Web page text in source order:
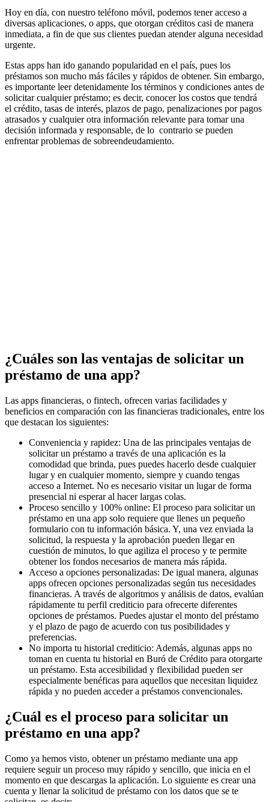
Hoy en día, con nuestro teléfono móvil, podemos tener acceso a
diversas aplicaciones, o apps, que otorgan créditos casi de manera
inmediata, a fin de que sus clientes puedan atender alguna necesidad
urgente.
Estas apps han ido ganando popularidad en el país, pues los
préstamos son mucho más fáciles y rápidos de obtener. Sin embargo,
es importante leer detenidamente los términos y condiciones antes de
solicitar cualquier préstamo; es decir, conocer los costos que tendrá
el crédito, tasas de interés, plazos de pago, penalizaciones por pagos
atrasados y cualquier otra información relevante para tomar una
decisión informada y responsable, de lo contrario se pueden
enfrentar problemas de sobreendeudamiento.
¿Cuáles son las ventajas de solicitar un
préstamo de una app?
Las apps financieras, o fintech, ofrecen varias facilidades y
beneficios en comparación con las financieras tradicionales, entre los
que destacan los siguientes:
Conveniencia y rapidez: Una de las principales ventajas de
solicitar un préstamo a través de una aplicación es la
comodidad que brinda, pues puedes hacerlo desde cualquier
lugar y en cualquier momento, siempre y cuando tengas
acceso a Internet. No es necesario visitar un lugar de forma
presencial ni esperar al hacer largas colas.
Proceso sencillo y 100% online: El proceso para solicitar un
préstamo en una app solo requiere que llenes un pequeño
formulario con tu información básica. Y, una vez enviada la
solicitud, la respuesta y la aprobación pueden llegar en
cuestión de minutos, lo que agiliza el proceso y te permite
obtener los fondos necesarios de manera más rápida.
Acceso a opciones personalizadas: De igual manera, algunas
apps ofrecen opciones personalizadas según tus necesidades
financieras. A través de algoritmos y análisis de datos, evalúan
rápidamente tu perfil crediticio para ofrecerte diferentes
opciones de préstamos. Puedes ajustar el monto del préstamo
y el plazo de pago de acuerdo con tus posibilidades y
preferencias.
No importa tu historial crediticio: Además, algunas apps no
toman en cuenta tu historial en Buró de Crédito para otorgarte
un préstamo. Esta accesibilidad y flexibilidad pueden ser
especialmente benéficas para aquellos que necesitan liquidez
rápida y no pueden acceder a préstamos convencionales.
¿Cuál es el proceso para solicitar un
préstamo en una app?
Como ya hemos visto, obtener un préstamo mediante una app
requiere seguir un proceso muy rápido y sencillo, que inicia en el
momento en que descargas la aplicación. Lo siguiente es crear una
cuenta y llenar la solicitud de préstamo con los datos que se te